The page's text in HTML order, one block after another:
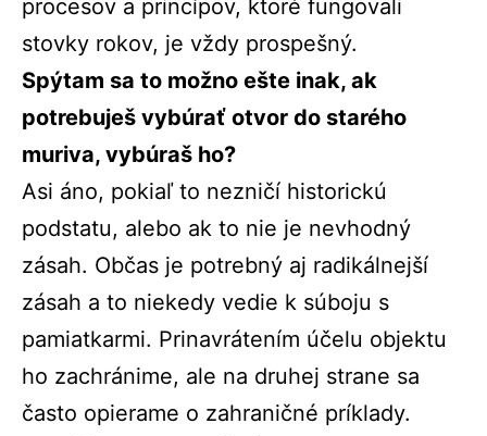
procesov a princípov, ktoré fungovali
stovky rokov, je vždy prospešný.
Spýtam sa to možno ešte inak, ak
potrebuješ vybúrať otvor do starého
muriva, vybúraš ho?
Asi áno, pokiaľ to nezničí historickú
podstatu, alebo ak to nie je nevhodný
zásah. Občas je potrebný aj radikálnejší
zásah a to niekedy vedie k súboju s
pamiatkarmi. Prinavrátením účelu objektu
ho zachránime, ale na druhej strane sa
často opierame o zahraničné príklady.